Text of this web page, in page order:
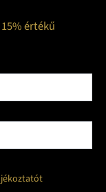
értékű